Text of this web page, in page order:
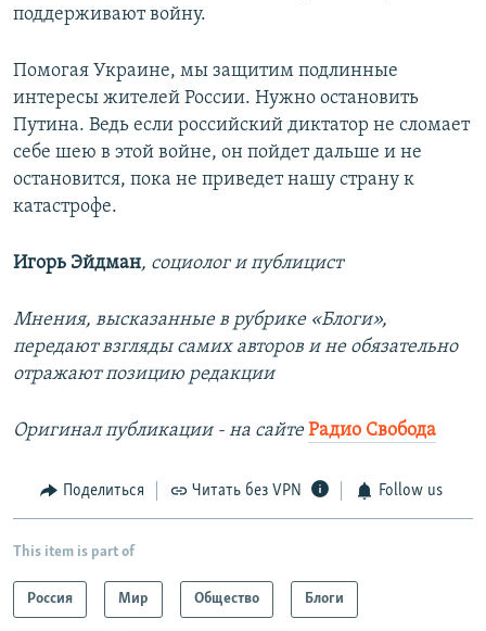
поддерживают войну.
Помогая Украине, мы защитим подлинные
интересы жителей России. Нужно остановить
Путина. Ведь если российский диктатор не сломает
себе шею в этой войне, он пойдет дальше и не
остановится, пока не приведет нашу страну к
катастрофе.
Игорь Эйдман, социолог и публицист
Мнения, высказанные в рубрике «Блоги»,
передают взгляды самих авторов и не обязательно
отражают позицию редакции
Оригинал публикации - на сайте Радио Свобода
Поделиться Читать без VPN Follow us
This item is part of
Россия Мир Общество Блоги